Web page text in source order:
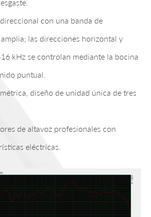
con una banda de
las direcciones horizontal y
kHz se controlan mediante la bocina
puntual.
diseño de unidad única de tres
de altavoz profesionales con
eléctricas.